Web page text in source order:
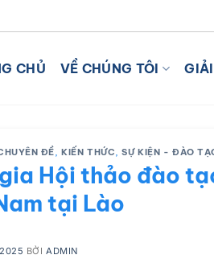
CHỦ VỀ CHÚNG TÔI
ĐỀ,KIẾN THỨC,SỰ KIỆN - ĐÀO
Hội thảo đào
tại Lào
BỞIADMIN